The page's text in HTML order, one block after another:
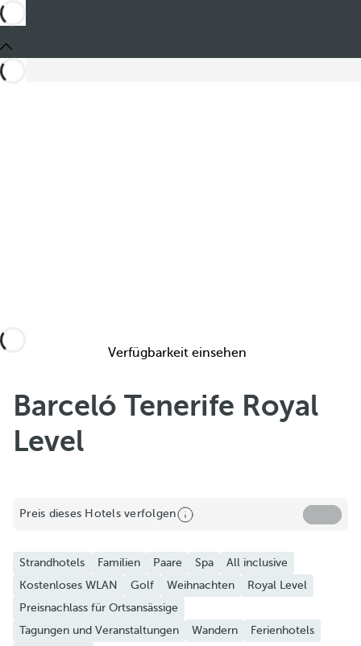
Zu Favoriten hinzufügen
Weitere Fotos und Videos ansehen
Verfügbarkeit einsehen
Barceló Tenerife Royal
Level
Preis dieses Hotels verfolgen
Strandhotels Familien Paare Spa
All inclusive
Kostenloses WLAN
Golf Weihnachten
Royal Level
Preisnachlass für Ortsansässige
Tagungen und Veranstaltungen
Wandern
Ferienhotels